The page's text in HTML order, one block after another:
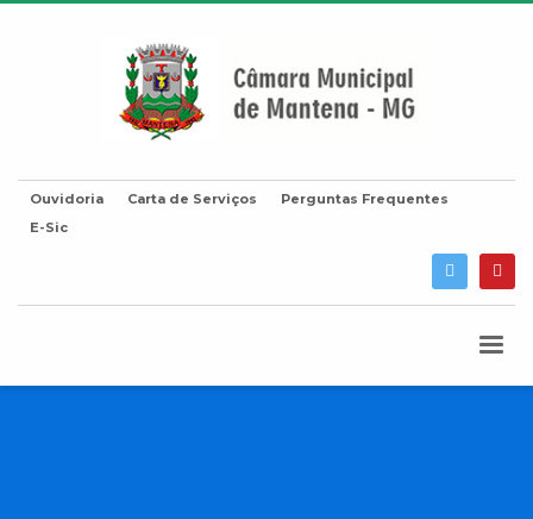
Ouvidoria Carta de Serviços
Perguntas Frequentes
E-Sic